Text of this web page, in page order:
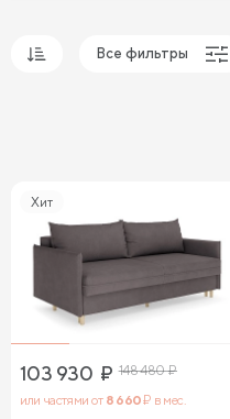
Все фильтры
Хит
103 930 ₽ 148 480₽
или частями от 8 660₽ в мес.